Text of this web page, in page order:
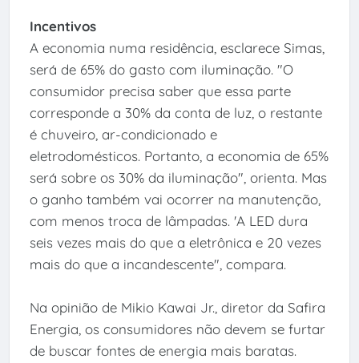
Incentivos
A economia numa residência, esclarece Simas,
será de 65% do gasto com iluminação. "O
consumidor precisa saber que essa parte
corresponde a 30% da conta de luz, o restante
é chuveiro, ar-condicionado e
eletrodomésticos. Portanto, a economia de 65%
será sobre os 30% da iluminação", orienta. Mas
o ganho também vai ocorrer na manutenção,
com menos troca de lâmpadas. 'A LED dura
seis vezes mais do que a eletrônica e 20 vezes
mais do que a incandescente", compara.
Na opinião de Mikio Kawai Jr., diretor da Safira
Energia, os consumidores não devem se furtar
de buscar fontes de energia mais baratas.